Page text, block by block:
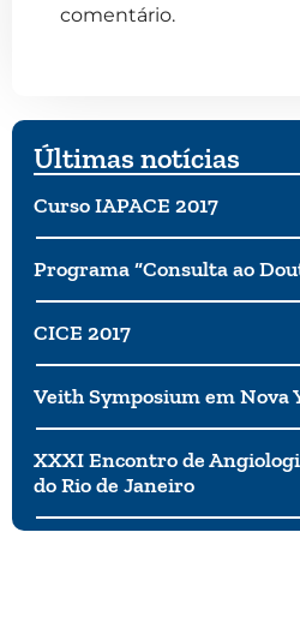
comentário.
Últimas notícias
Curso IAPACE 2017
Programa “Consulta ao
CICE 2017
Veith Symposium em Nova
XXXI Encontro de
do Rio de Janeiro